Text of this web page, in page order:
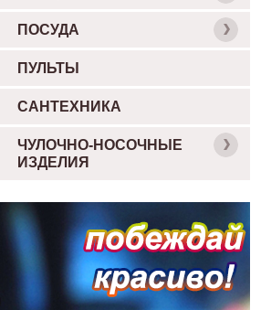
ПОСУДА
ПУЛЬТЫ
САНТЕХНИКА
ЧУЛОЧНО-НОСОЧНЫЕ
ИЗДЕЛИЯ